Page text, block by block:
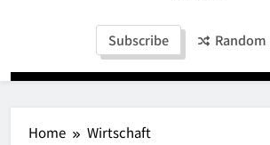
Subscribe Random
Home Wirtschaft